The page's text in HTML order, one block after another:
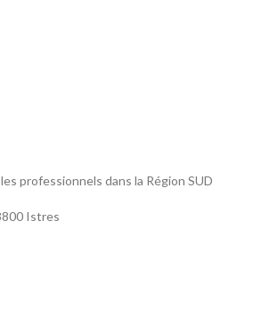
professionnels dans la Région SUD
Istres